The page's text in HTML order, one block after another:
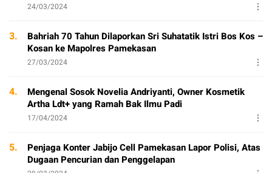
24/03/2024
3.
Bahriah 70 Tahun Dilaporkan Sri Suhatatik Istri Bos Kos –
Kosan ke Mapolres Pamekasan
27/03/2024
4.
Mengenal Sosok Novelia Andriyanti, Owner Kosmetik
Artha Ldt+ yang Ramah Bak Ilmu Padi
17/04/2024
5.
Penjaga Konter Jabijo Cell Pamekasan Lapor Polisi, Atas
Dugaan Pencurian dan Penggelapan